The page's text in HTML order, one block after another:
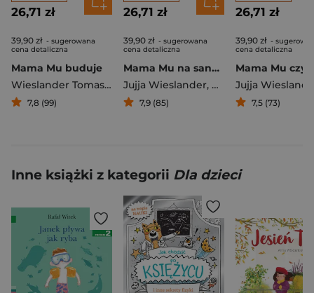
26,71 zł
39,90 zł - sugerowana
cena detaliczna
Mama Mu buduje
Wieslander Tomas
,Jujja Wieslander
7,8 (99)
26,71 zł
39,90 zł - sugerowana
cena detaliczna
Mama Mu na sankach
Jujja Wieslander, Wieslander Tomas
7,9 (85)
26,71 zł
39,90 zł -
cena detaliczna
Mama Mu
Jujja
7,5 (73)
Inne książki z kategorii Dla dzieci